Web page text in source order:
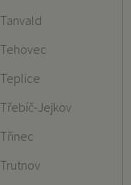
Tanvald
Tehovec
Teplice
Třebíč-Jejkov
Třinec
Trutnov